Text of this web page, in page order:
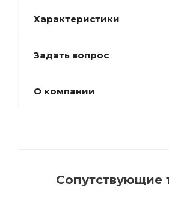
Характеристики
Задать вопрос
О компании
Сопутствующие